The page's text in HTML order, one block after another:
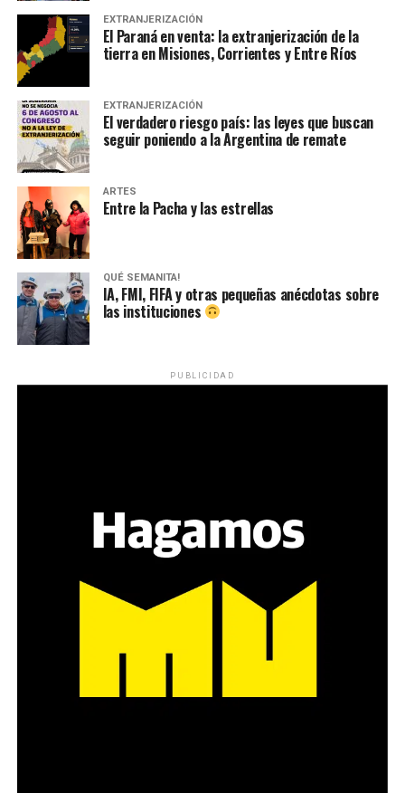
EXTRANJERIZACIÓN
El Paraná en venta: la extranjerización de la
tierra en Misiones, Corrientes y Entre Ríos
EXTRANJERIZACIÓN
El verdadero riesgo país: las leyes que buscan
seguir poniendo a la Argentina de remate
ARTES
Entre la Pacha y las estrellas
QUÉ SEMANITA!
IA, FMI, FIFA y otras pequeñas anécdotas sobre
las instituciones
PUBLICIDAD